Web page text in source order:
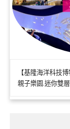
【基隆海洋科技
親子樂園.迷你雙